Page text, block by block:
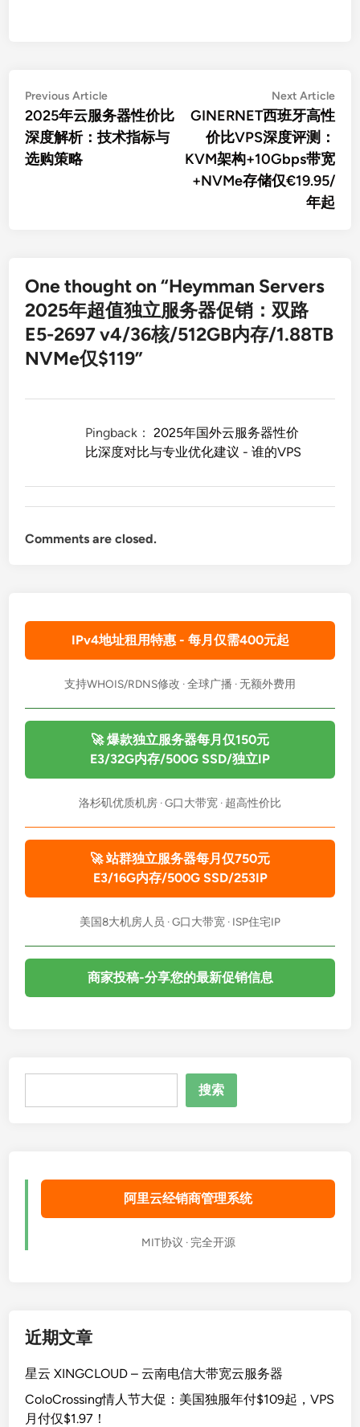
文
章
导
航
Previous ArticlePrevious
article:
2025年云服务器性价比
深度解析：技术指标与
选购策略
Next Article
GINERNET西班牙高性
价比VPS深度评测：
KVM架构+10Gbps带宽
+NVMe存储仅€19.95/
年起
One thought on “Heymman Servers
2025年超值独立服务器促销：双路
E5-2697 v4/36核/512GB内存/1.88TB
NVMe仅$119”
Pingback：2025年国外云服务器性价
比深度对比与专业优化建议 - 谁的VPS
Comments are closed.
IPv4地址租用特惠 - 每月仅需400元起
支持WHOIS/RDNS修改 · 全球广播 · 无额外费用
🚀 爆款独立服务器每月仅150元
E3/32G内存/500G SSD/独立IP
洛杉矶优质机房 · G口大带宽 · 超高性价比
🚀 站群独立服务器每月仅750元
E3/16G内存/500G SSD/253IP
美国8大机房人员 · G口大带宽 · ISP住宅IP
商家投稿-分享您的最新促销信息
搜索
阿里云经销商管理系统
MIT协议 · 完全开源
近期文章
星云 XINGCLOUD – 云南电信大带宽云服务器
ColoCrossing情人节大促：美国独服年付$109起，VPS
月付仅$1.97！